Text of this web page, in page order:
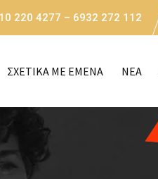
220 4277 – 6932 272 112
ΣΧΕΤΙΚΑ ΜΕ ΕΜΕΝΑ NEA